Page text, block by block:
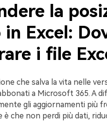
la
Excel:
i file
che salva la vita nelle
a Microsoft 365. A
gli aggiornamenti più
che non perdi più dati,